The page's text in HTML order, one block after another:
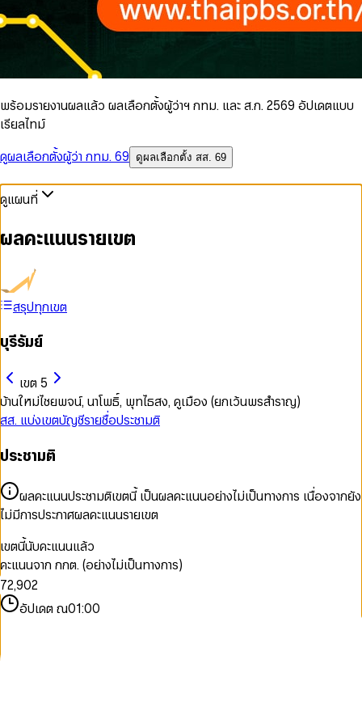
พร้อมรายงานผลแล้ว ผลเลือกตั้งผู้ว่าฯ กทม. และ ส.ก. 2569 อัปเดตแบบ
เรียลไทม์
ดูผลเลือกตั้งผู้ว่า กทม. 69
ดูผลเลือกตั้ง สส. 69
ดูแผนที่
ผลคะแนนรายเขต
สรุปทุกเขต
บุรีรัมย์
เขต 5
บ้านใหม่ไชยพจน์, นาโพธิ์, พุทไธสง, คูเมือง (ยกเว้นพรสำราญ)
สส. แบ่งเขตบัญชีรายชื่อประชามติ
ประชามติ
ผลคะแนนประชามติเขตนี้ เป็นผลคะแนนอย่างไม่เป็นทางการ เนื่องจากยัง
ไม่มีการประกาศผลคะแนนรายเขต
เขตนี้นับคะแนนแล้ว
คะแนนจาก กกต. (อย่างไม่เป็นทางการ)
0
1
2
3
4
5
6
7
8
9
0
1
2
3
4
,
0
1
2
3
4
5
6
7
8
90
1
2
0
1
2
3
4
อัปเดต ณ01:00